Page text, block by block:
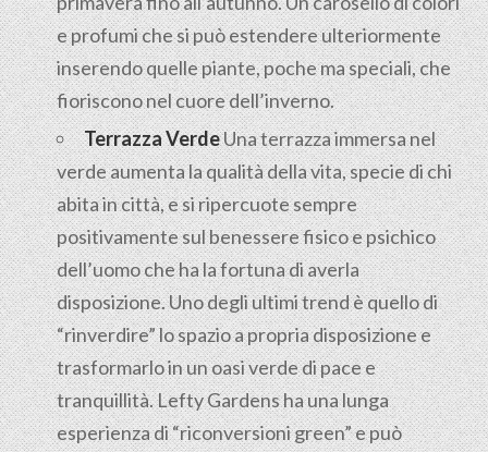
e profumi che si può estendere ulteriormente
inserendo quelle piante, poche ma speciali, che
fioriscono nel cuore dell’inverno.
Terrazza VerdeUna terrazza immersa nel
verde aumenta la qualità della vita, specie di chi
abita in città, e si ripercuote sempre
positivamente sul benessere fisico e psichico
dell’uomo che ha la fortuna di averla
disposizione. Uno degli ultimi trend è quello di
“rinverdire” lo spazio a propria disposizione e
trasformarlo in un oasi verde di pace e
tranquillità. Lefty Gardens ha una lunga
esperienza di “riconversioni green” e può